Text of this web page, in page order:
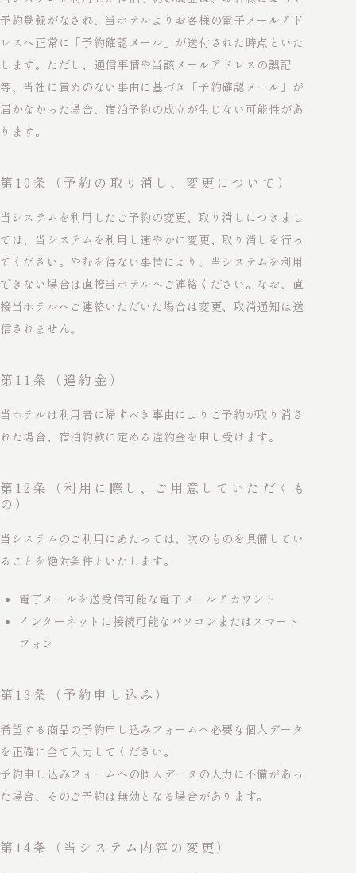
予約登録がなされ、当ホテルよりお客様の電子メールアド
レスへ正常に「予約確認メール」が送付された時点といた
します。ただし、通信事情や当該メールアドレスの誤記
等、当社に責めのない事由に基づき「予約確認メール」が
届かなかった場合、宿泊予約の成立が生じない可能性があ
ります。
第10条（予約の取り消し、変更について）
当システムを利用したご予約の変更、取り消しにつきまし
ては、当システムを利用し速やかに変更、取り消しを行っ
てください。やむを得ない事情により、当システムを利用
できない場合は直接当ホテルへご連絡ください。なお、直
接当ホテルへご連絡いただいた場合は変更、取消通知は送
信されません。
第11条（違約金）
当ホテルは利用者に帰すべき事由によりご予約が取り消さ
れた場合、宿泊約款に定める違約金を申し受けます。
第12条（利用に際し、ご用意していただくも
の）
当システムのご利用にあたっては、次のものを具備してい
ることを絶対条件といたします。
電子メールを送受信可能な電子メールアカウント
インターネットに接続可能なパソコンまたはスマート
フォン
第13条（予約申し込み）
希望する商品の予約申し込みフォームへ必要な個人データ
を正確に全て入力してください。
予約申し込みフォームへの個人データの入力に不備があっ
た場合、そのご予約は無効となる場合があります。
第14条（当システム内容の変更）